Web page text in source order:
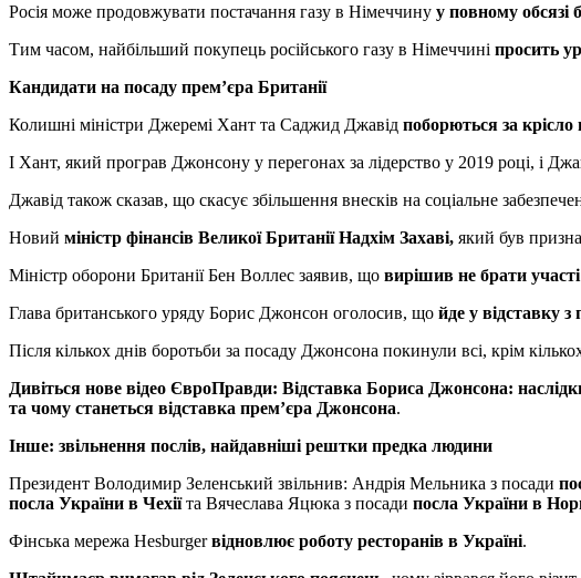
Росія може продовжувати постачання газу в Німеччину у повному обсязі
Тим часом, найбільший покупець російського газу в Німеччині просить
Кандидати на посаду прем’єра Британії
Колишні міністри Джеремі Хант та Саджид Джавід поборються за крісло
І Хант, який програв Джонсону у перегонах за лідерство у 2019 році, і
Джавід також сказав, що скасує збільшення внесків на соціальне
Новий міністр фінансів Великої Британії Надхім Захаві, який був
Міністр оборони Британії Бен Воллес заявив, що вирішив не брати
Глава британського уряду Борис Джонсон оголосив, що йде у відставку з
Після кількох днів боротьби за посаду Джонсона покинули всі, крім
Дивіться нове відео ЄвроПравди: Відставка Бориса Джонсона:
та чому станеться відставка прем’єра Джонсона.
Інше: звільнення послів, найдавніші рештки предка людини
Президент Володимир Зеленський звільнив: Андрія Мельника з посади
посла України в Чехіїта Вячеслава Яцюка з посади посла України в
Фінська мережа Hesburgerвідновлює роботу ресторанів в Україні.